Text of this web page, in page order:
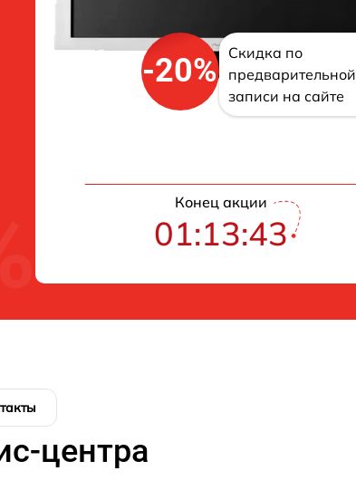
-20%
Скидка по
предварительной
записи на сайте
Конец акции
01:13:42
центра